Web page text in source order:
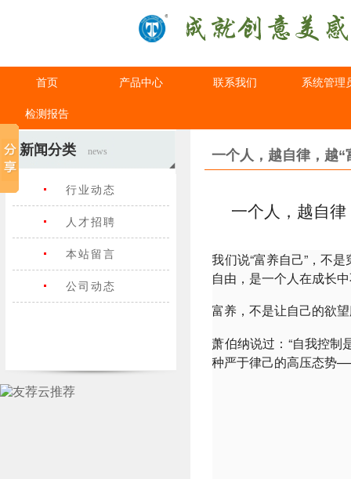
首页 产品中心 联系我们 系统管理
检测报告
新闻分类 news
行业动态
人才招聘
本站留言
公司动态
一个人，越自律，越“
一个人，越自律
我们说“富养自己”，不
自由，是一个人在成长
富养，不是让自己的欲
萧伯纳说过：“自我控制
种严于律己的高压态势